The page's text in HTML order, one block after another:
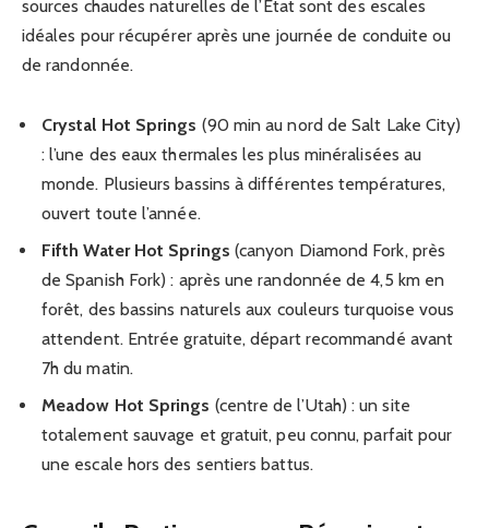
sources chaudes naturelles de l’État sont des escales
idéales pour récupérer après une journée de conduite ou
de randonnée.
Crystal Hot Springs (90 min au nord de Salt Lake City)
: l’une des eaux thermales les plus minéralisées au
monde. Plusieurs bassins à différentes températures,
ouvert toute l’année.
Fifth Water Hot Springs (canyon Diamond Fork, près
de Spanish Fork) : après une randonnée de 4,5 km en
forêt, des bassins naturels aux couleurs turquoise vous
attendent. Entrée gratuite, départ recommandé avant
7h du matin.
Meadow Hot Springs (centre de l’Utah) : un site
totalement sauvage et gratuit, peu connu, parfait pour
une escale hors des sentiers battus.